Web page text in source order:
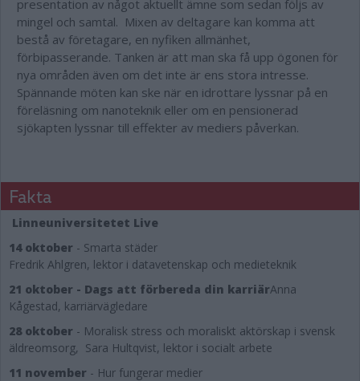
presentation av något aktuellt ämne som sedan följs av
mingel och samtal. Mixen av deltagare kan komma att
bestå av företagare, en nyfiken allmänhet,
förbipasserande. Tanken är att man ska få upp ögonen för
nya områden även om det inte är ens stora intresse.
Spännande möten kan ske när en idrottare lyssnar på en
föreläsning om nanoteknik eller om en pensionerad
sjökapten lyssnar till effekter av mediers påverkan.
Fakta
Linneuniversitetet Live
14 oktober - Smarta städer
Fredrik Ahlgren, lektor i datavetenskap och medieteknik
21 oktober - Dags att förbereda din karriärAnna
Kågestad, karriärvägledare
28 oktober - Moralisk stress och moraliskt aktörskap i svensk
äldreomsorg, Sara Hultqvist, lektor i socialt arbete
11 november - Hur fungerar medier